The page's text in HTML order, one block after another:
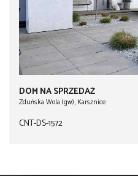
DOM NA SPRZEDAŻ
Zduńska Wola (gw), Karsznice
CNT-DS-1572